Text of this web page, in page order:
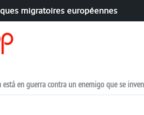
migratoires européennes
está en guerra contra un enemigo que se